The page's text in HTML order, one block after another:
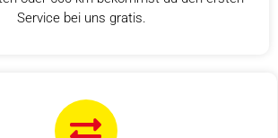
Service bei uns gratis.